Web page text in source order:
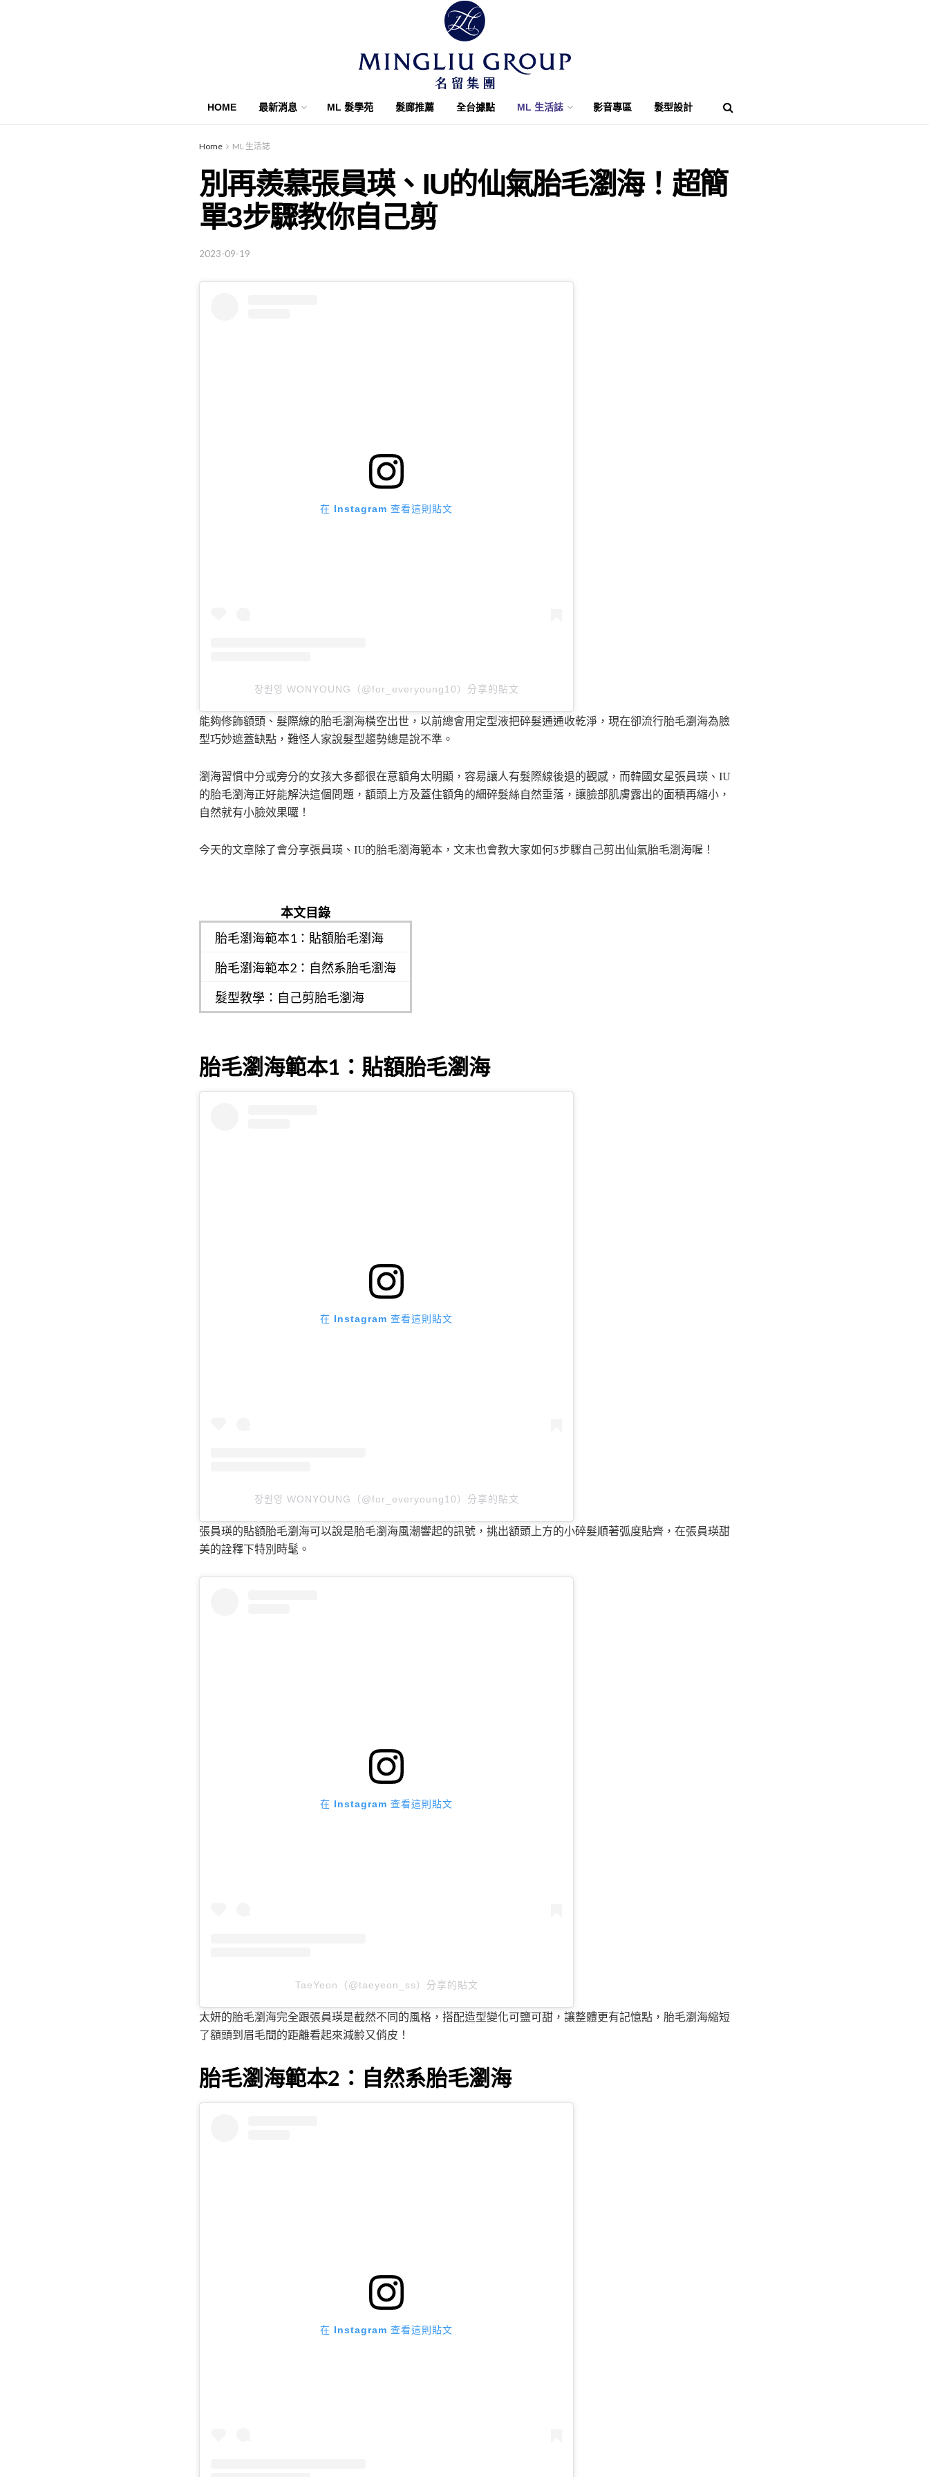
HOME 最新消息 ML 髮學苑 髮廊推薦 全台據點 ML 生活誌 影音專區 髮型設計
Home ML 生活誌
別再羨慕張員瑛、IU的仙氣胎毛瀏海！超簡
單3步驟教你自己剪
2023-09-19
在 Instagram 查看這則貼文
장원영 WONYOUNG（@for_everyoung10）分享的貼文
能夠修飾額頭、髮際線的胎毛瀏海橫空出世，以前總會用定型液把碎髮通通收乾淨，現在卻流行胎毛瀏海為臉
型巧妙遮蓋缺點，難怪人家說髮型趨勢總是說不準。
瀏海習慣中分或旁分的女孩大多都很在意額角太明顯，容易讓人有髮際線後退的觀感，而韓國女星張員瑛、IU
的胎毛瀏海正好能解決這個問題，額頭上方及蓋住額角的細碎髮絲自然垂落，讓臉部肌膚露出的面積再縮小，
自然就有小臉效果囉！
今天的文章除了會分享張員瑛、IU的胎毛瀏海範本，文末也會教大家如何3步驟自己剪出仙氣胎毛瀏海喔！
本文目錄
胎毛瀏海範本1：貼額胎毛瀏海
胎毛瀏海範本2：自然系胎毛瀏海
髮型教學：自己剪胎毛瀏海
胎毛瀏海範本1：貼額胎毛瀏海
在 Instagram 查看這則貼文
장원영 WONYOUNG（@for_everyoung10）分享的貼文
張員瑛的貼額胎毛瀏海可以說是胎毛瀏海風潮響起的訊號，挑出額頭上方的小碎髮順著弧度貼齊，在張員瑛甜
美的詮釋下特別時髦。
在 Instagram 查看這則貼文
TaeYeon（@taeyeon_ss）分享的貼文
太妍的胎毛瀏海完全跟張員瑛是截然不同的風格，搭配造型變化可鹽可甜，讓整體更有記憶點，胎毛瀏海縮短
了額頭到眉毛間的距離看起來減齡又俏皮！
胎毛瀏海範本2：自然系胎毛瀏海
在 Instagram 查看這則貼文